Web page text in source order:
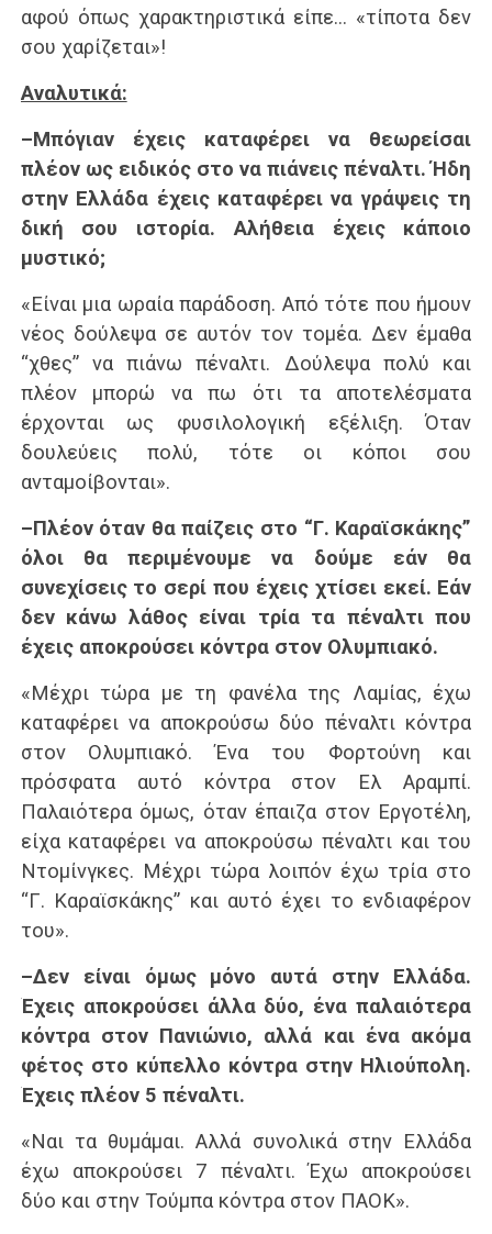
αφού όπως χαρακτηριστικά είπε… «τίποτα δεν
σου χαρίζεται»!
Αναλυτικά:
–Μπόγιαν έχεις καταφέρει να θεωρείσαι
πλέον ως ειδικός στο να πιάνεις πέναλτι. Ήδη
στην Ελλάδα έχεις καταφέρει να γράψεις τη
δική σου ιστορία. Αλήθεια έχεις κάποιο
μυστικό;
«Είναι μια ωραία παράδοση. Από τότε που ήμουν
νέος δούλεψα σε αυτόν τον τομέα. Δεν έμαθα
“χθες” να πιάνω πέναλτι. Δούλεψα πολύ και
πλέον μπορώ να πω ότι τα αποτελέσματα
έρχονται ως φυσιλολογική εξέλιξη. Όταν
δουλεύεις πολύ, τότε οι κόποι σου
ανταμοίβονται».
–Πλέον όταν θα παίζεις στο “Γ. Καραϊσκάκης”
όλοι θα περιμένουμε να δούμε εάν θα
συνεχίσεις το σερί που έχεις χτίσει εκεί. Εάν
δεν κάνω λάθος είναι τρία τα πέναλτι που
έχεις αποκρούσει κόντρα στον Ολυμπιακό.
«Μέχρι τώρα με τη φανέλα της Λαμίας, έχω
καταφέρει να αποκρούσω δύο πέναλτι κόντρα
στον Ολυμπιακό. Ένα του Φορτούνη και
πρόσφατα αυτό κόντρα στον Ελ Αραμπί.
Παλαιότερα όμως, όταν έπαιζα στον Εργοτέλη,
είχα καταφέρει να αποκρούσω πέναλτι και του
Ντομίνγκες. Μέχρι τώρα λοιπόν έχω τρία στο
“Γ. Καραϊσκάκης” και αυτό έχει το ενδιαφέρον
του».
–Δεν είναι όμως μόνο αυτά στην Ελλάδα.
Έχεις αποκρούσει άλλα δύο, ένα παλαιότερα
κόντρα στον Πανιώνιο, αλλά και ένα ακόμα
φέτος στο κύπελλο κόντρα στην Ηλιούπολη.
Έχεις πλέον 5 πέναλτι.
«Ναι τα θυμάμαι. Αλλά συνολικά στην Ελλάδα
έχω αποκρούσει 7 πέναλτι. Έχω αποκρούσει
δύο και στην Τούμπα κόντρα στον ΠΑΟΚ».